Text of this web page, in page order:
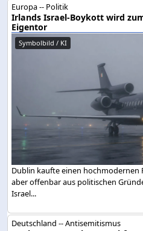
Europa -- Politik
Irlands Israel-Boykott wird
Eigentor
Symbolbild / KI
Dublin kaufte einen hochmodernen
aber offenbar aus politischen
Israel...
Deutschland -- Antisemitismus